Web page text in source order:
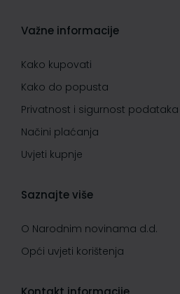
Važne informacije
Kako kupovati
Kako do popusta
Privatnost i sigurnost podataka
Načini plaćanja
Uvjeti kupnje
Saznajte više
O Narodnim novinama d.d.
Opći uvjeti korištenja